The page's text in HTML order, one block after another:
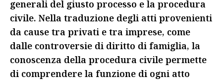
generali del giusto processo e la procedura
civile. Nella traduzione degli atti provenienti
da cause tra privati e tra imprese, come
dalle controversie di diritto di famiglia, la
conoscenza della procedura civile permette
di comprendere la funzione di ogni atto